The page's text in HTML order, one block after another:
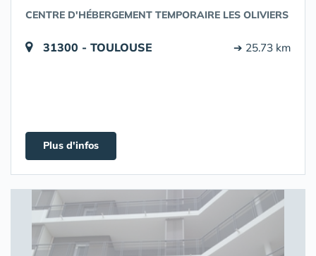
CENTRE D'HÉBERGEMENT TEMPORAIRE LES OLIVIERS
31300 - TOULOUSE ➔ 25.73 km
Plus d'infos